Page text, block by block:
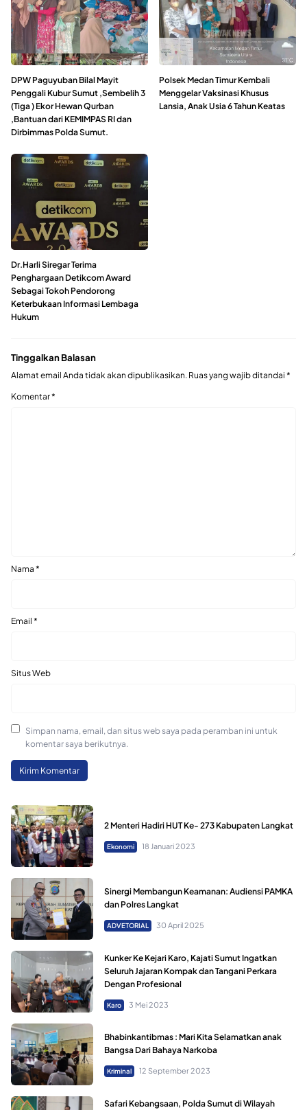
DPW Paguyuban Bilal Mayit
Penggali Kubur Sumut ,Sembelih 3
(Tiga ) Ekor Hewan Qurban
,Bantuan dari KEMIMPAS RI dan
Dirbimmas Polda Sumut.
Polsek Medan Timur Kembali
Menggelar Vaksinasi Khusus
Lansia, Anak Usia 6 Tahun Keatas
Dr.Harli Siregar Terima
Penghargaan Detikcom Award
Sebagai Tokoh Pendorong
Keterbukaan Informasi Lembaga
Hukum
Tinggalkan Balasan
Alamat email Anda tidak akan dipublikasikan. Ruas yang wajib ditandai *
Komentar*
Nama *
Email *
Situs Web
Simpan nama, email, dan situs web saya pada peramban ini untuk
komentar saya berikutnya.
2 Menteri Hadiri HUT Ke- 273 Kabupaten Langkat
Ekonomi 18 Januari 2023
Sinergi Membangun Keamanan: Audiensi PAMKA
dan Polres Langkat
ADVETORIAL 30 April 2025
Kunker Ke Kejari Karo, Kajati Sumut Ingatkan
Seluruh Jajaran Kompak dan Tangani Perkara
Dengan Profesional
Karo 3 Mei 2023
Bhabinkantibmas : Mari Kita Selamatkan anak
Bangsa Dari Bahaya Narkoba
Kriminal 12 September 2023
Safari Kebangsaan, Polda Sumut di Wilayah